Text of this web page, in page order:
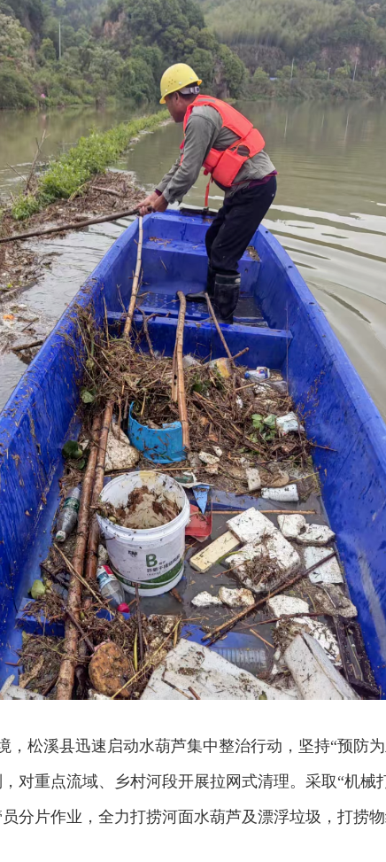
，松溪县迅速启动水葫芦集中整治行动，坚持“预防
对重点流域、乡村河段开展拉网式清理。采取“机械
分片作业，全力打捞河面水葫芦及漂浮垃圾，打捞